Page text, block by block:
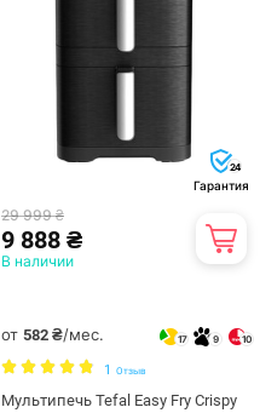
24
Гарантия
29 999 ₴
9 888 ₴
В наличии
от 582 ₴/мес. 17 9 10
1 Отзыв
Мультипечь Tefal Easy Fry Crispy